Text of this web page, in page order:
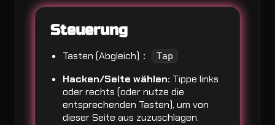
Steuerung
Tasten (Abgleich)： Tap
Hacken/Seite wählen: Tippe links
oder rechts (oder nutze die
entsprechenden Tasten), um von
dieser Seite aus zuzuschlagen.